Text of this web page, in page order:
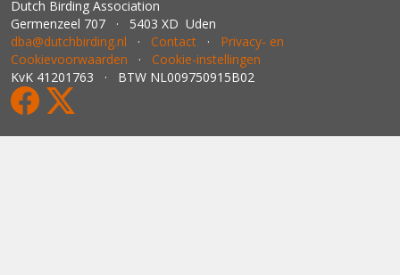
Dutch Birding Association
Germenzeel 707 · 5403 XD Uden
dba@dutchbirding.nl · Contact · Privacy- en
Cookievoorwaarden · Cookie-instellingen
KvK 41201763 · BTW NL009750915B02